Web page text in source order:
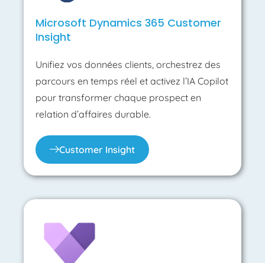
Microsoft Dynamics 365 Customer
Insight
Unifiez vos données clients, orchestrez des
parcours en temps réel et activez l’IA Copilot
pour transformer chaque prospect en
relation d’affaires durable.
Customer Insight